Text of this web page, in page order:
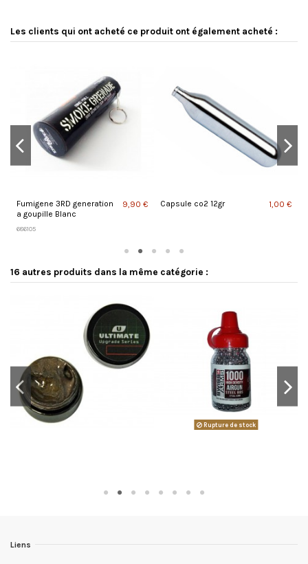
Les clients qui ont acheté ce produit ont également acheté :
Fumigene 3RD generation
a goupille Blanc
686105
9,90 € Capsule co2 12gr 1,00 €
16 autres produits dans la même catégorie :
Rupture de stock
Liens